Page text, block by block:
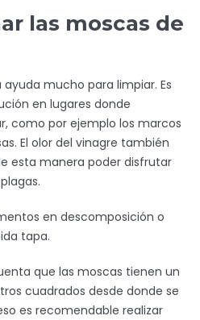
las moscas de
mucho para limpiar. Es
en lugares donde
como por ejemplo los marcos
El olor del vinagre también
esta manera poder disfrutar
en descomposición o
tapa.
que las moscas tienen un
cuadrados desde donde se
es recomendable realizar